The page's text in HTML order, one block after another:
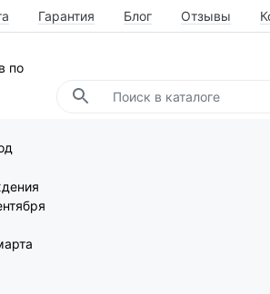
Гарантия Блог Отзывы